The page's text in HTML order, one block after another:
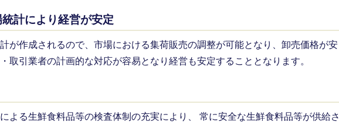
計により経営が安定
が作成されるので、市場における集荷販売の調整が可能となり、卸売価格が安
取引業者の計画的な対応が容易となり経営も安定することとなります。
よる生鮮食料品等の検査体制の充実により、 常に安全な生鮮食料品等が供給さ